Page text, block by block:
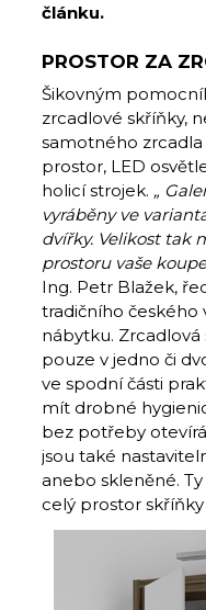
článku.
PROSTOR ZA
Šikovným
zrcadlové skříňky,
samotného
prostor, LED
holicí strojek. „
vyráběny ve
dvířky. Velikost tak
prostoru vaše
Ing. Petr Blažek,
tradičního
nábytku. Zrcadlová
pouze v jedno či
ve spodní části
mít drobné
bez potřeby
jsou také
anebo skleněné.
celý prostor